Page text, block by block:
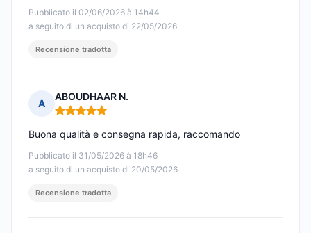
Pubblicato il 02/06/2026 à 14h44
a seguito di un acquisto di 22/05/2026
Recensione tradotta
A
ABOUDHAAR N.
Nota: 5 su 5
Pubblicato il 31/05/2026 à 18h46
a seguito di un acquisto di 20/05/2026
Buona qualità e consegna rapida, raccomando
Recensione tradotta